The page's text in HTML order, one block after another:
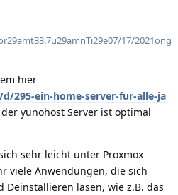
17/2021ong
hier
295-ein-home-server-fur-alle-ja
yunohost Server ist optimal
sehr leicht unter Proxmox
viele Anwendungen, die sich
lasen, wie z.B. das